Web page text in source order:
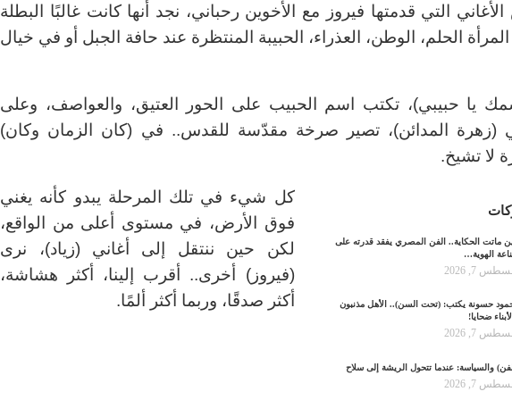
التي قدمتها فيروز مع الأخوين رحباني، نجد أنها كانت غالبًا البطلة
الحلم، الوطن، العذراء، الحبيبة المنتظرة عند حافة الجبل أو في خيال
يا حبيبي)، تكتب اسم الحبيب على الحور العتيق، والعواصف، وعلى
(زهرة المدائن)، تصير صرخة مقدّسة للقدس.. في (كان الزمان وكان)
لا تشيخ.
ماتت الحكاية.. الفن المصري يفقد قدرته على
الهوية…
7, 2026
حسونة يكتب: (تحت السن).. الأهل مذنبون
ضحايا!
7, 2026
والسياسة: عندما تتحول الريشة إلى سلاح
7, 2026
كل شيء في تلك المرحلة يبدو كأنه يغني
فوق الأرض، في مستوى أعلى من الواقع،
لكن حين ننتقل إلى أغاني (زياد)، نرى
(فيروز) أخرى.. أقرب إلينا، أكثر هشاشة،
أكثر صدقًا، وربما أكثر ألمًا.